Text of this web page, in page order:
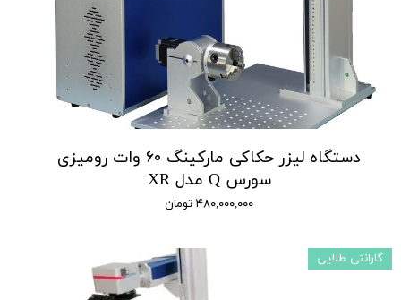
دستگاه لیزر حکاکی مارکینگ ۶۰ وات رومیزی
سورس Q مدل XR
۴۸۰,۰۰۰,۰۰۰ تومان
گارانتی طلایی